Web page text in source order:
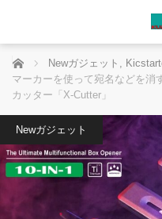
ホーム Newガジェット ,
マーカーを使って宛名などを消
カッター「X-Cutter」
Newガジェット